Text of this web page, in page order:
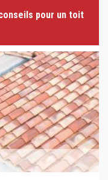
pour un toit